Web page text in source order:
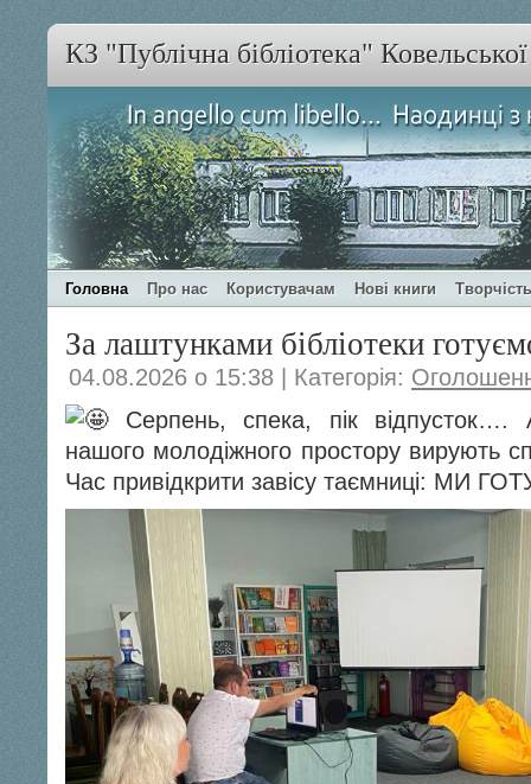
КЗ "Публічна бібліотека"
Головна Про нас Користувачам Нові книги
За лаштунками бібліотеки
04.08.2026 о 15:38 | Категорія:
Серпень, спека, пік відпусток….
нашого молодіжного простору вирують
Час привідкрити завісу таємниці: МИ